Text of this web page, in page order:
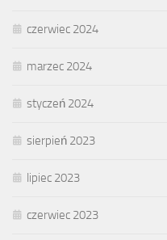
czerwiec 2024
marzec 2024
styczeń 2024
sierpień 2023
lipiec 2023
czerwiec 2023